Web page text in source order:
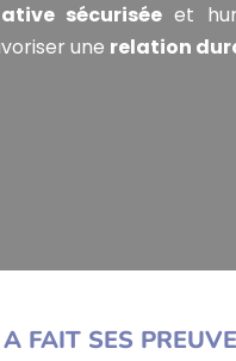
sécurisée et
une relation
FAIT SES